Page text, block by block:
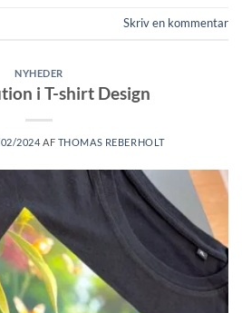
Skriv en kommentar
NYHEDER
i T-shirt Design
2024AF THOMAS REBERHOLT